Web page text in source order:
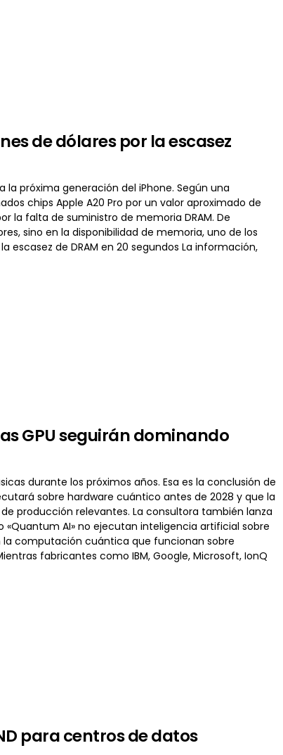
de dólares por la escasez
próxima generación del iPhone. Según una
chips Apple A20 Pro por un valor aproximado de
la falta de suministro de memoria DRAM. De
sino en la disponibilidad de memoria, uno de los
de DRAM en 20 segundos La información,
GPU seguirán dominando
durante los próximos años. Esa es la conclusión de
sobre hardware cuántico antes de 2028 y que la
producción relevantes. La consultora también lanza
AI» no ejecutan inteligencia artificial sobre
la computación cuántica que funcionan sobre
fabricantes como IBM, Google, Microsoft, IonQ
para centros de datos